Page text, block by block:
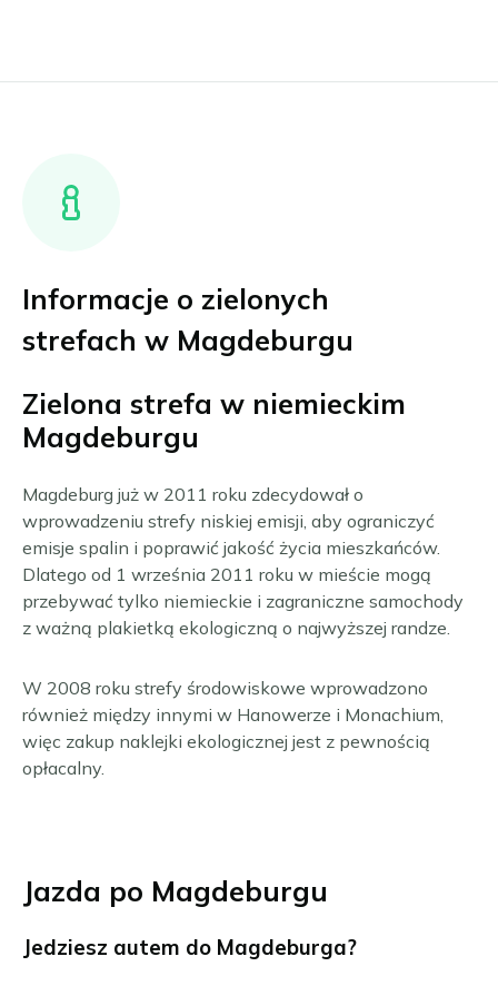
Informacje o zielonych
strefach w Magdeburgu
Zielona strefa w niemieckim
Magdeburgu
Magdeburg już w 2011 roku zdecydował o
wprowadzeniu strefy niskiej emisji, aby ograniczyć
emisje spalin i poprawić jakość życia mieszkańców.
Dlatego od 1 września 2011 roku w mieście mogą
przebywać tylko niemieckie i zagraniczne samochody
z ważną plakietką ekologiczną o najwyższej randze.
W 2008 roku strefy środowiskowe wprowadzono
również między innymi w Hanowerze i Monachium,
więc zakup naklejki ekologicznej jest z pewnością
opłacalny.
Jazda po Magdeburgu
Jedziesz autem do Magdeburga?